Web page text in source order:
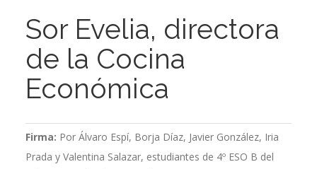
Sor Evelia, directora
de la Cocina
Económica
Firma: Por Álvaro Espí, Borja Díaz, Javier González, Iria
Prada y Valentina Salazar, estudiantes de 4º ESO B del